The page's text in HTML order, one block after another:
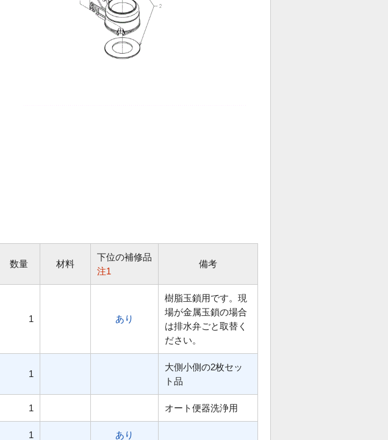
数量 材料
下位の補修品
注1
備考
1 あり
樹脂玉鎖用です。現
場が金属玉鎖の場合
は排水弁ごと取替く
ださい。
1
大側小側の2枚セッ
ト品
1 オート便器洗浄用
1 あり